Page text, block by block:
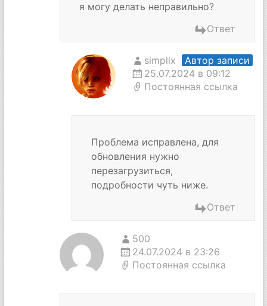
я могу делать неправильно?
Ответ
simplix
Автор записи
25.07.2024 в 09:12
Постоянная ссылка
Проблема исправлена, для
обновления нужно
перезагрузиться,
подробности чуть ниже.
Ответ
500
24.07.2024 в 23:26
Постоянная ссылка